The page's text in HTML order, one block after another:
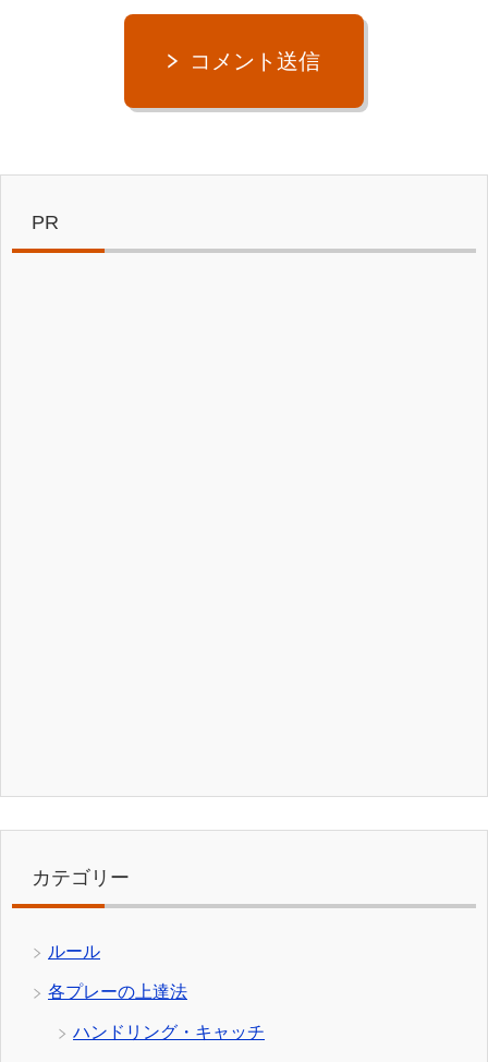
コメント送信
PR
カテゴリー
ルール
各プレーの上達法
ハンドリング・キャッチ